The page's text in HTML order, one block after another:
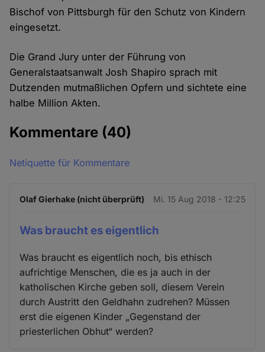
Bischof von Pittsburgh für den Schutz von Kindern
eingesetzt.
Die Grand Jury unter der Führung von
Generalstaatsanwalt Josh Shapiro sprach mit
Dutzenden mutmaßlichen Opfern und sichtete eine
halbe Million Akten.
Kommentare (40)
Netiquette für Kommentare
Olaf Gierhake (nicht überprüft) Mi. 15 Aug 2018 - 12:25
Was braucht es eigentlich
Was braucht es eigentlich noch, bis ethisch
aufrichtige Menschen, die es ja auch in der
katholischen Kirche geben soll, diesem Verein
durch Austritt den Geldhahn zudrehen? Müssen
erst die eigenen Kinder „Gegenstand der
priesterlichen Obhut“ werden?